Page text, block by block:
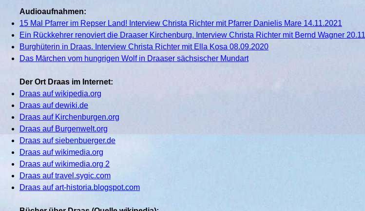
Audioaufnahmen:
15 Mal Pfarrer im Repser Land! Interview Christa Richter mit Pfarrer Danielis Mare 14.11.2021
Ein Rückkehrer renoviert die Draaser Kirchenburg. Interview Christa Richter mit Bernd Wagner
Burghüterin in Draas. Interview Christa Richter mit Ella Kosa 08.09.2020
Das Märchen vom hungrigen Wolf in Draaser sächsischer Mundart
Der Ort Draas im Internet:
Draas auf wikipedia.org
Draas auf dewiki.de
Draas auf Kirchenburgen.org
Draas auf Burgenwelt.org
Draas auf siebenbuerger.de
Draas auf wikimedia.org
Draas auf wikimedia.org 2
Draas auf travel.sygic.com
Draas auf art-historia.blogspot.com